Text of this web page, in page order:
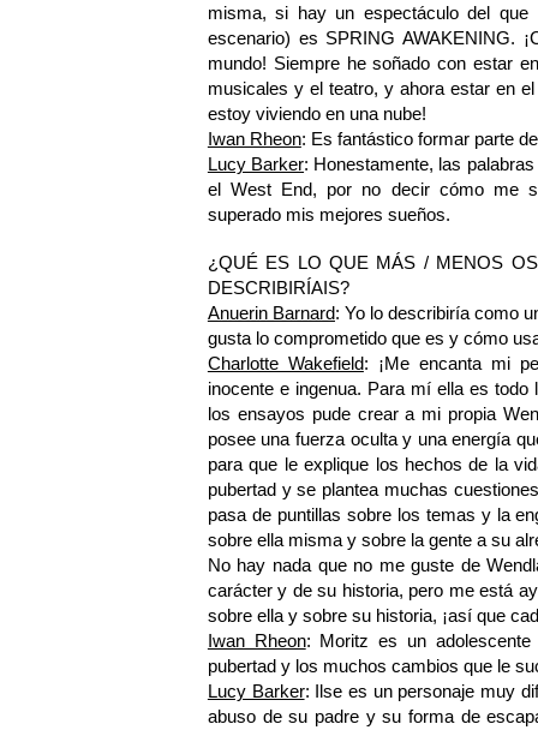
misma, si hay un espectáculo del que
escenario) es SPRING AWAKENING.
mundo! Siempre he soñado con estar
musicales y el teatro, y ahora estar en
estoy viviendo en una nube!
Iwan Rheon: Es fantástico formar parte
Lucy Barker: Honestamente, las
el West End, por no decir cómo me
superado mis mejores sueños.
¿QUÉ ES LO QUE MÁS / MENOS
DESCRIBIRÍAIS?
Anuerin Barnard: Yo lo describiría como
gusta lo comprometido que es y cómo
Charlotte Wakefield: ¡Me encanta mi
inocente e ingenua. Para mí ella es
los ensayos pude crear a mi propia
posee una fuerza oculta y una energía
para que le explique los hechos de la
pubertad y se plantea muchas
pasa de puntillas sobre los temas y la
sobre ella misma y sobre la gente a su
No hay nada que no me guste de
carácter y de su historia, pero me está
sobre ella y sobre su historia, ¡así que
Iwan Rheon: Moritz es un
pubertad y los muchos cambios que le
Lucy Barker: Ilse es un personaje muy
abuso de su padre y su forma de